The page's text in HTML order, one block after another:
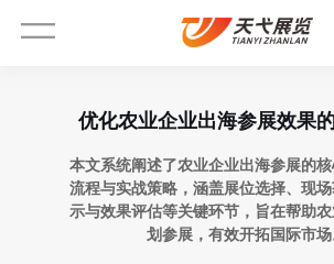
优化农业企业出海参展效果
本文系统阐述了农业企业出海参展的
流程与实战策略，涵盖展位选择、现
示与效果评估等关键环节，旨在帮助
划参展，有效开拓国际市场